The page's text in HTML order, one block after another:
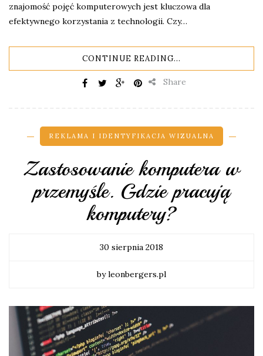
znajomość pojęć komputerowych jest kluczowa dla
efektywnego korzystania z technologii. Czy…
CONTINUE READING...
Share
REKLAMA I IDENTYFIKACJA WIZUALNA
Zastosowanie komputera w
przemyśle. Gdzie pracują
komputery?
30 sierpnia 2018
by leonbergers.pl